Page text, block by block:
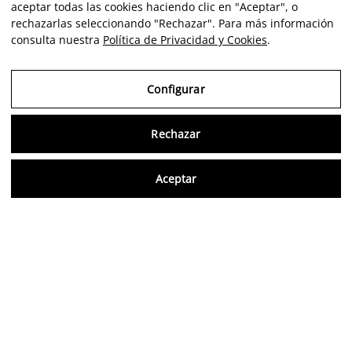
aceptar todas las cookies haciendo clic en "Aceptar", o
rechazarlas seleccionando "Rechazar". Para más información
consulta nuestra Política de Privacidad y Cookies.
Configurar
Rechazar
Aceptar